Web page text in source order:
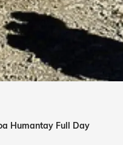
Humantay Full Day